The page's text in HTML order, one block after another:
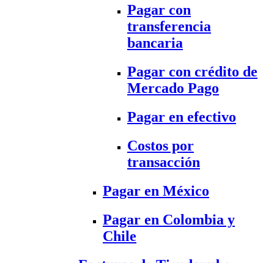
Pagar con
transferencia
bancaria
Pagar con crédito de
Mercado Pago
Pagar en efectivo
Costos por
transacción
Pagar en México
Pagar en Colombia y
Chile